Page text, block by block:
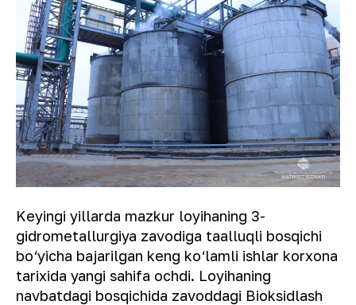
Keyingi yillarda mazkur loyihaning 3-
gidrometallurgiya zavodiga taalluqli bosqichi
bo‘yicha bajarilgan keng ko‘lamli ishlar korxona
tarixida yangi sahifa ochdi. Loyihaning
navbatdagi bosqichida zavoddagi Bioksidlash